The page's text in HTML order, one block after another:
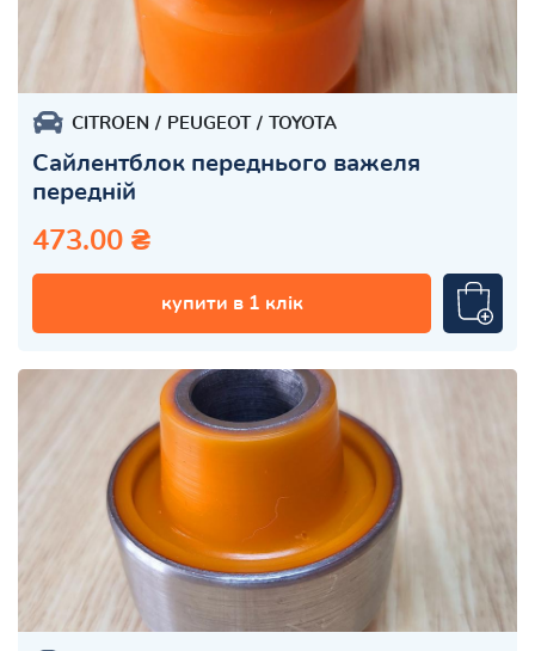
CITROEN PEUGEOT TOYOTA
Сайлентблок переднього важеля
передній
473.00 ₴
купити в 1 клік